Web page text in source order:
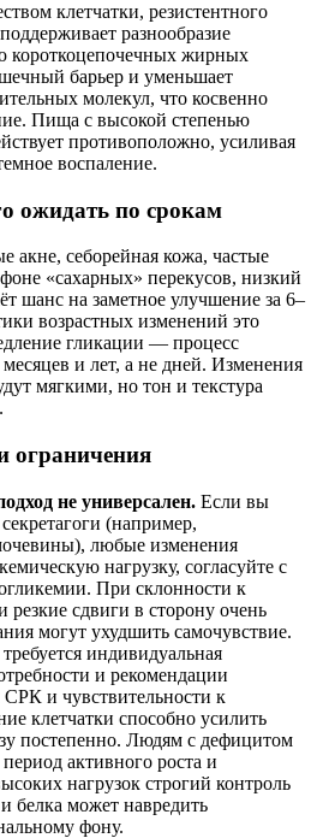
клетчатки, резистентного
разнообразие
короткоцепочечных жирных
барьер и уменьшает
молекул, что косвенно
Пища с высокой степенью
противоположно, усиливая
воспаление.
ожидать по срокам
акне, себорейная кожа, частые
«сахарных» перекусов, низкий
шанс на заметное улучшение за 6–
возрастных изменений это
гликации — процесс
и лет, а не дней. Изменения
мягкими, но тон и текстура
ограничения
не универсален. Если вы
(например,
любые изменения
нагрузку, согласуйте с
При склонности к
резкие сдвиги в сторону очень
могут ухудшить самочувствие.
индивидуальная
и рекомендации
и чувствительности к
клетчатки способно усилить
постепенно. Людям с дефицитом
активного роста и
нагрузок строгий контроль
белка может навредить
фону.